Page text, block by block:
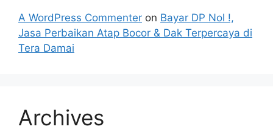
A WordPress Commenter on Bayar DP Nol !,
Jasa Perbaikan Atap Bocor & Dak Terpercaya di
Tera Damai
Archives